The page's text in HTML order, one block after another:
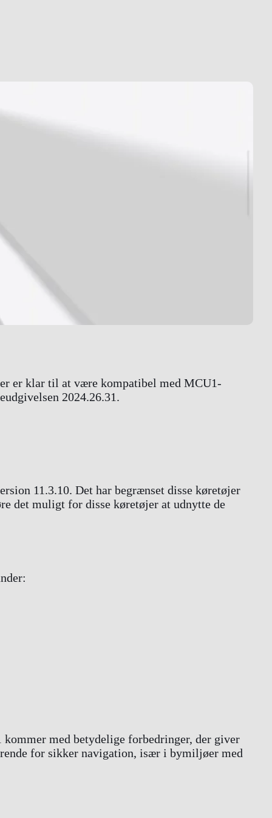
er klar til at være kompatibel med MCU1-
2024.26.31.
11.3.10. Det har begrænset disse køretøjer
det muligt for disse køretøjer at udnytte de
med betydelige forbedringer, der giver
for sikker navigation, især i bymiljøer med